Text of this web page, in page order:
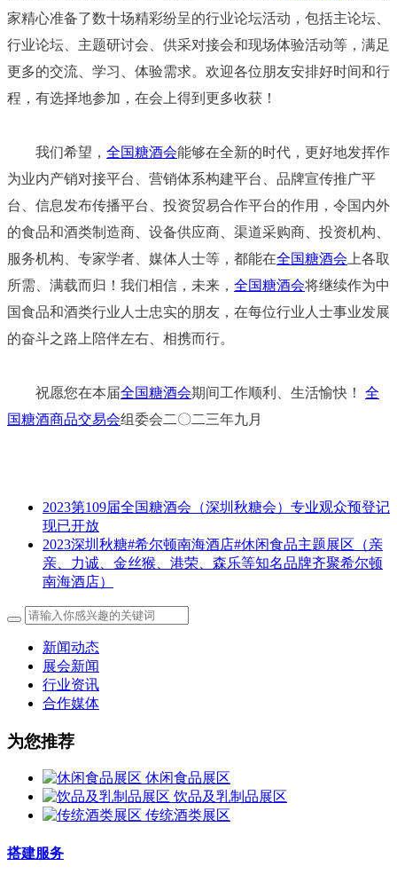
家精心准备了数十场精彩纷呈的行业论坛活动，包括主论坛、
行业论坛、主题研讨会、供采对接会和现场体验活动等，满足
更多的交流、学习、体验需求。欢迎各位朋友安排好时间和行
程，有选择地参加，在会上得到更多收获！
我们希望， 全国糖酒会能够在全新的时代，更好地发挥作
为业内产销对接平台、营销体系构建平台、品牌宣传推广平
台、信息发布传播平台、投资贸易合作平台的作用，令国内外
的食品和酒类制造商、设备供应商、渠道采购商、投资机构、
服务机构、专家学者、媒体人士等， 都能在全国糖酒会 上各取
所需、满载而归！我们相信，未来， 全国糖酒会将继续作为中
国食品和酒类行业人士忠实的朋友，在每位行业人士事业发展
的奋斗之路上陪伴左右、相携而行。
祝愿您在本届全国糖酒会期间工作顺利、生活愉快！ 全
国糖酒商品交易会组委会二〇二三年九月
2023第109届全国糖酒会（深圳秋糖会）专业观众预登记
现已开放
2023深圳秋糖#希尔顿南海酒店#休闲食品主题展区（亲
亲、力诚、金丝猴、港荣、森乐等知名品牌齐聚希尔顿
南海酒店）
新闻动态
展会新闻
行业资讯
合作媒体
为您推荐
休闲食品展区
饮品及乳制品展区
传统酒类展区
搭建服务